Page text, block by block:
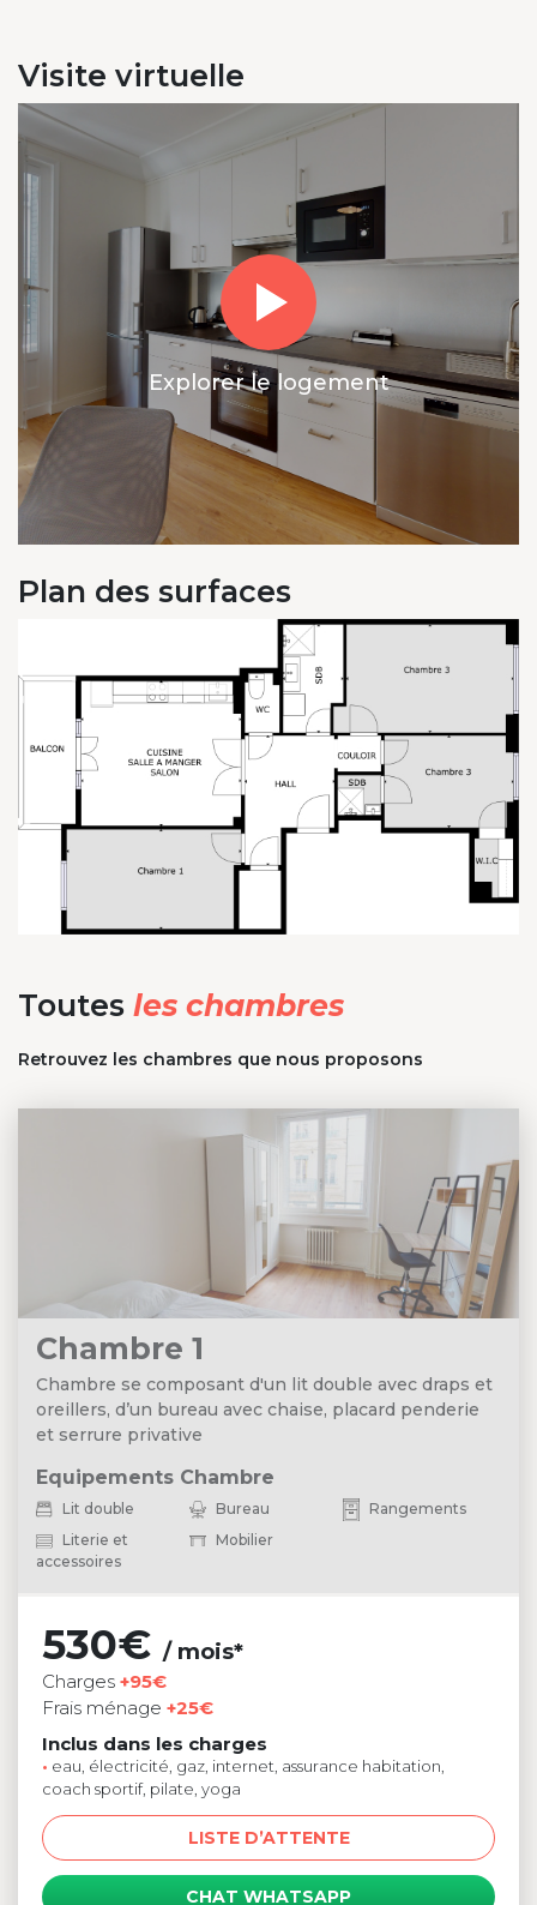
Visite virtuelle
Explorer le logement
Plan des surfaces
Toutes les chambres
Retrouvez les chambres que nous proposons
Chambre 1
Chambre se composant d'un lit double avec draps et
oreillers, d’un bureau avec chaise, placard penderie
et serrure privative
Equipements Chambre
Lit double Bureau
Rangements
Literie et
accessoires
Mobilier
530€ / mois*
Charges +95€
Frais ménage +25€
Inclus dans les charges
• eau, électricité, gaz, internet, assurance habitation,
coach sportif, pilate, yoga
LISTE D’ATTENTE
CHAT WHATSAPP